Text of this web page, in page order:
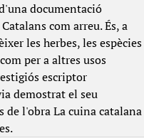
documentació
com arreu. És, a
les herbes, les espècies
per a altres usos
escriptor
demostrat el seu
de l'obra La cuina catalana